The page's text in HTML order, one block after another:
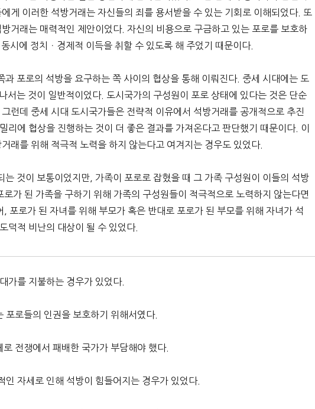
게 이러한 석방거래는 자신들의 죄를 용서받을 수 있는 기회로 이해되었다. 또
거래는 매력적인 제안이었다. 자신의 비용으로 구금하고 있는 포로를 보호하
시에 정치ㆍ경제적 이득을 취할 수 있도록 해 주었기 때문이다.
포로의 석방을 요구하는 쪽 사이의 협상을 통해 이뤄진다. 중세 시대에는 도
서는 것이 일반적이었다. 도시국가의 구성원이 포로 상태에 있다는 것은 단순
런데 중세 시대 도시국가들은 전략적 이유에서 석방거래를 공개적으로 추진
리에 협상을 진행하는 것이 더 좋은 결과를 가져온다고 판단했기 때문이다. 이
래를 위해 적극적 노력을 하지 않는다고 여겨지는 경우도 있었다.
것이 보통이었지만, 가족이 포로로 잡혔을 때 그 가족 구성원이 이들의 석방
가 된 가족을 구하기 위해 가족의 구성원들이 적극적으로 노력하지 않는다면
포로가 된 자녀를 위해 부모가 혹은 반대로 포로가 된 부모를 위해 자녀가 석
덕적 비난의 대상이 될 수 있었다.
가를 지불하는 경우가 있었다.
로들의 인권을 보호하기 위해서였다.
전쟁에서 패배한 국가가 부담해야 했다.
자세로 인해 석방이 힘들어지는 경우가 있었다.